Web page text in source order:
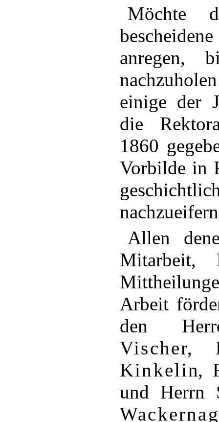
Möchte
anregen,
einige der
die
1860
Vorbilde in
Allen
Mitarbeit,
Arbeit
den
Vischer,
Kinkelin,
und Herrn